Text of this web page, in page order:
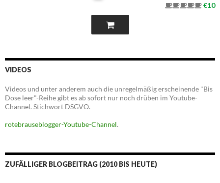
€10
VIDEOS
Videos und unter anderem auch die unregelmäßig erscheinende "Bis
Dose leer"-Reihe gibt es ab sofort nur noch drüben im Youtube-
Channel. Stichwort DSGVO.
rotebrauseblogger-Youtube-Channel.
ZUFÄLLIGER BLOGBEITRAG (2010 BIS HEUTE)